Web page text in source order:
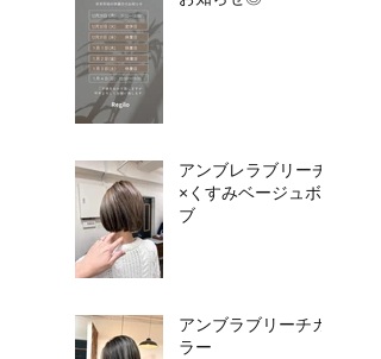
アンブレラブリーチ
×くすみベージュボ
ブ
アンブラブリーチカ
ラー